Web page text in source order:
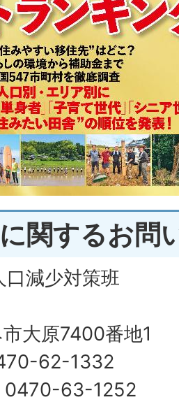
関するお問
減少対策班
大原7400番地1
62-1332
0470-63-1252